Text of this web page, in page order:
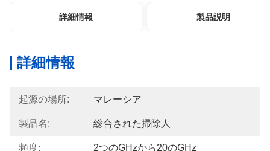
詳細情報 製品説明
詳細情報
起源の場所: マレーシア
製品名: 総合された掃除人
頻度: 2つのGHzから20のGHz